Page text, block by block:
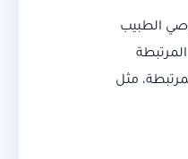
الطبيب
مثل